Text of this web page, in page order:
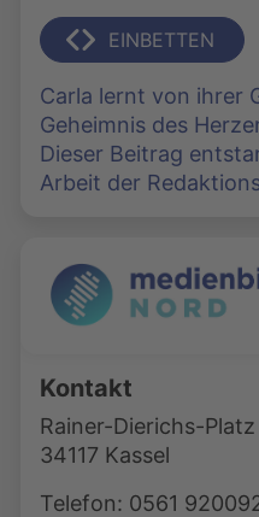
EINBETTEN
Carla lernt von ihrer
Geheimnis des
Dieser Beitrag
Arbeit der
Kontakt
Rainer-Dierichs-Platz
34117 Kassel
Telefon: 0561